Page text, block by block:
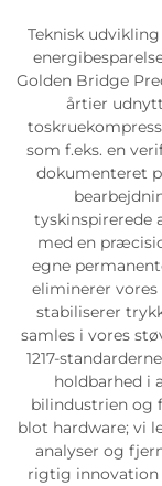
Teknisk
Golden Bridge
årtier
som f.eks. en
dokumenteret
tyskinspirerede
med en
egne
eliminerer
stabiliserer
samles i vores
1217-
holdbarhed i
bilindustrien og
blot hardware; vi
analyser og
rigtig innovation